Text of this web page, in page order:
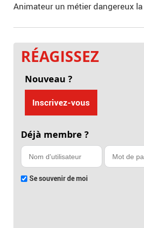
Animateur un métier dangereux
RÉAGISSEZ
Nouveau ?
Inscrivez-vous
Déjà membre ?
Se souvenir de moi